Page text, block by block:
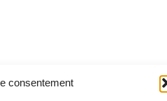
consentement